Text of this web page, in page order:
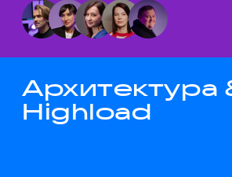
Архитектура
Highload